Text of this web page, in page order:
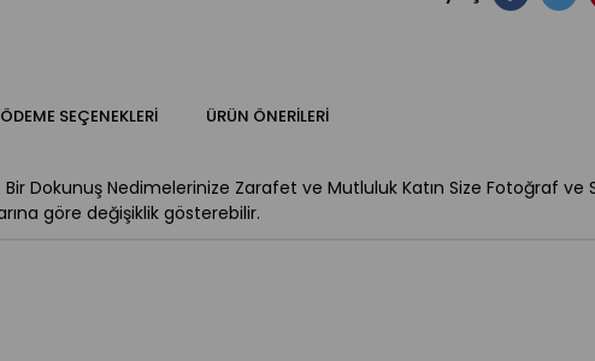
ÖDEME SEÇENEKLERI ÜRÜN ÖNERILERI
Bir Dokunuş Nedimelerinize Zarafet ve Mutluluk Katın Size Fotoğraf
göre değişiklik gösterebilir.